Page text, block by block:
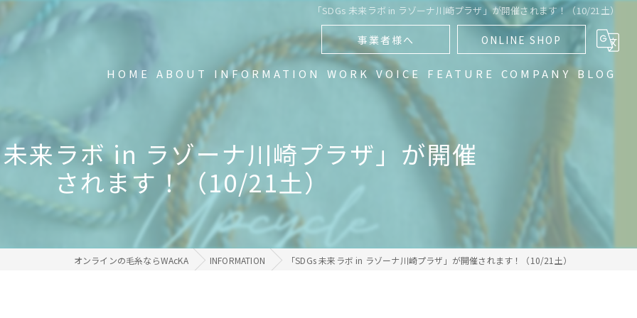
「SDGs 未来ラボ in ラゾーナ川崎プラザ」が開催されます！（10/21土）
事業者様へ ONLINE SHOP
HOME ABOUT
新品の不要Tシャツ回収中
FAQ
事業内容
メディア掲載・受賞歴
INFORMATION WORK VOICE FEATURE
通販
編み物
手編み
ハンドメイド
グラデーション
COMPANY BLOG
来ラボ in ラゾーナ川崎プラザ」が開催
されます！（10/21土）
オンラインの毛糸ならWAcKA INFORMATION 「SDGs 未来ラボ in ラゾーナ川崎プラザ」が開催されます！（10/21土）